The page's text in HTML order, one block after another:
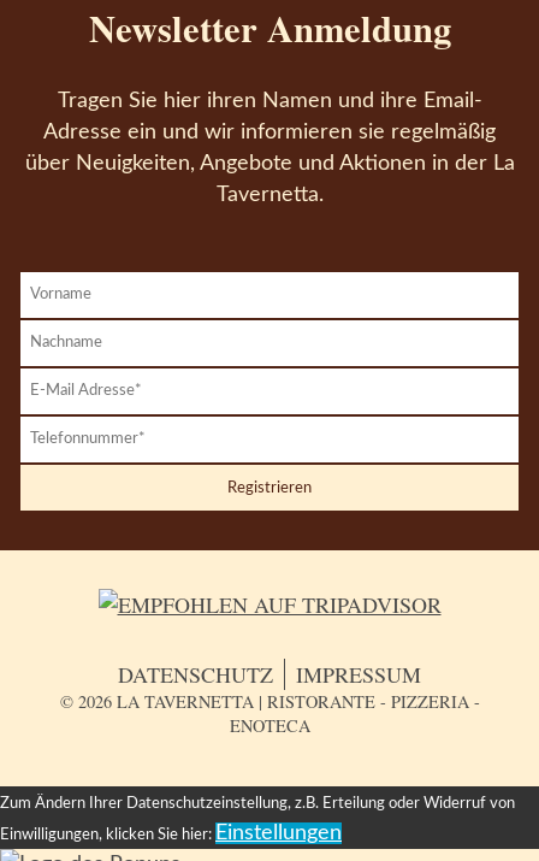
Newsletter Anmeldung
Tragen Sie hier ihren Namen und ihre Email-
Adresse ein und wir informieren sie regelmäßig
über Neuigkeiten, Angebote und Aktionen in der La
Tavernetta.
Vorname
Nachname
E-
Mail-
Adresse
Telefon
DATENSCHUTZ IMPRESSUM
© 2026 LA TAVERNETTA | RISTORANTE - PIZZERIA -
ENOTECA
Zum Ändern Ihrer Datenschutzeinstellung, z.B. Erteilung oder Widerruf von
Einwilligungen, klicken Sie hier: Einstellungen